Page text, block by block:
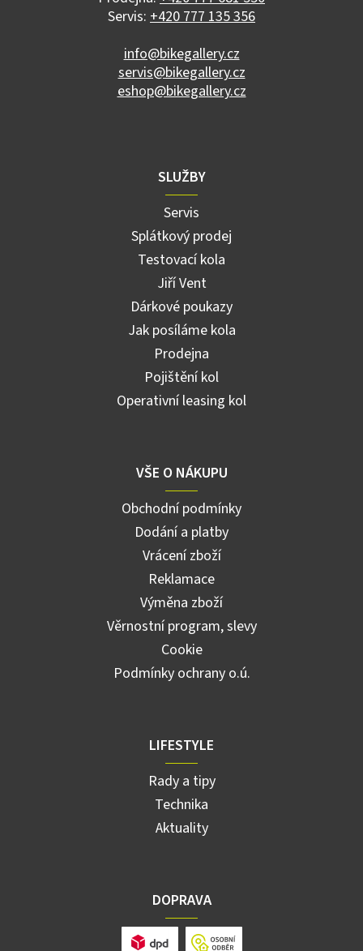
r
v
y
v
ý
p
Servis: +420 777 135 356
info@bikegallery.cz
servis@bikegallery.cz
eshop@bikegallery.cz
SLUŽBY
Servis
Splátkový prodej
Testovací kola
Jiří Vent
Dárkové poukazy
Jak posíláme kola
Prodejna
Pojištění kol
Operativní leasing kol
VŠE O NÁKUPU
Obchodní podmínky
Dodání a platby
Vrácení zboží
Reklamace
Výměna zboží
Věrnostní program, slevy
Cookie
Podmínky ochrany o.ú.
LIFESTYLE
Rady a tipy
Technika
Aktuality
DOPRAVA